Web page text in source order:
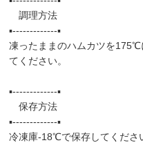
調理方法
▪️-------------▪️
凍ったままのハムカツを
てください。
▪️-------------▪️
保存方法
▪️-------------▪️
冷凍庫-18℃で保存してくださ